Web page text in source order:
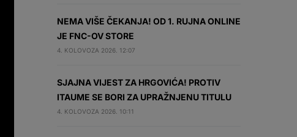
NEMA VIŠE ČEKANJA! OD 1. RUJNA ONLINE
JE FNC-OV STORE
4. KOLOVOZA 2026. 12:07
SJAJNA VIJEST ZA HRGOVIĆA! PROTIV
ITAUME SE BORI ZA UPRAŽNJENU TITULU
4. KOLOVOZA 2026. 10:11